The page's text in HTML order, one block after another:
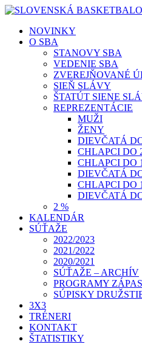
Skip
contentNOVINKY
O SBA
STANOVY SBA
VEDENIE SBA
ZVEREJŇOVANÉ
SIEŇ SLÁVY
ŠTATÚT SIENE
REPREZENTÁCIE
MUŽI
ŽENY
DIEVČATÁ
CHLAPCI DO
CHLAPCI DO
DIEVČATÁ
CHLAPCI DO
DIEVČATÁ
2 %
KALENDÁR
SÚŤAŽE
2022/2023
2021/2022
2020/2021
SÚŤAŽE – ARCHÍV
PROGRAMY
SÚPISKY
3X3
TRÉNERI
KONTAKT
ŠTATISTIKY